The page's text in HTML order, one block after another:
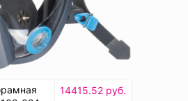
14415.52 руб.